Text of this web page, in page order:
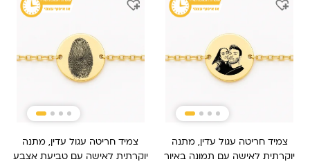
צמיד חריטה עגול עדין, מתנה
יוקרתית לאישה עם תמונה באיור
צמיד חריטה עגול עדין, מתנה
יוקרתית לאישה עם טביעת אצבע